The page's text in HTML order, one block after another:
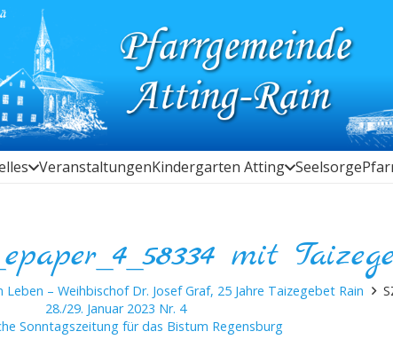
VeranstaltungenKindergarten Atting Seelsorge
mit
Leben – Weihbischof Dr. Josef Graf, 25 Jahre Taizegebet Rain
28./29. Januar 2023 Nr. 4
Sonntagszeitung für das Bistum Regensburg